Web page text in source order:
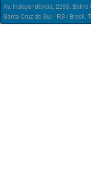
Av. Independência, 2293,
Santa Cruz do Sul - RS / Brasil.